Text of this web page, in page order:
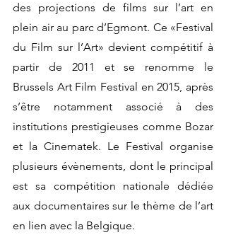
des projections de films sur l’art en
plein air au parc d’Egmont. Ce «Festival
du Film sur l’Art» devient compétitif à
partir de 2011 et se renomme le
Brussels Art Film Festival en 2015, après
s’être notamment associé à des
institutions prestigieuses comme Bozar
et la Cinematek. Le Festival organise
plusieurs évènements, dont le principal
est sa compétition nationale dédiée
aux documentaires sur le thème de l’art
en lien avec la Belgique.